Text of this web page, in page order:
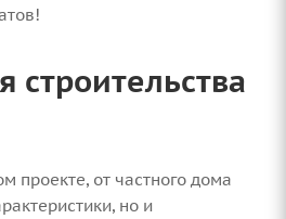
проекте, от частного дома
но и